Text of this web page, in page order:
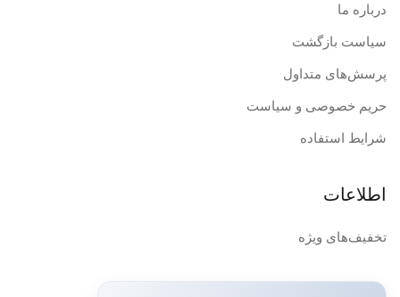
درباره ما
سیاست بازگشت
پرسش‌های متداول
حریم خصوصی و سیاست
شرایط استفاده
اطلاعات
تخفیف‌های ویژه